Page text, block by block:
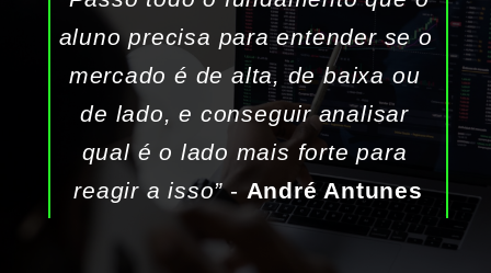
aluno precisa para entender se o
mercado é de alta, de baixa ou
de lado, e conseguir analisar
qual é o lado mais forte para
reagir a isso” - André Antunes